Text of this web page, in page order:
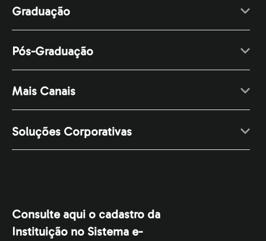
Graduação
Pós-Graduação
Mais Canais
Soluções Corporativas
Consulte aqui o cadastro da
Instituição no Sistema e-